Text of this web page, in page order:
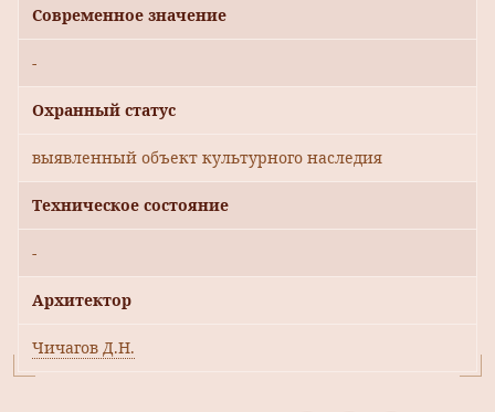
Современное значение
-
Охранный статус
выявленный объект культурного наследия
Техническое состояние
-
Архитектор
Чичагов Д.Н.